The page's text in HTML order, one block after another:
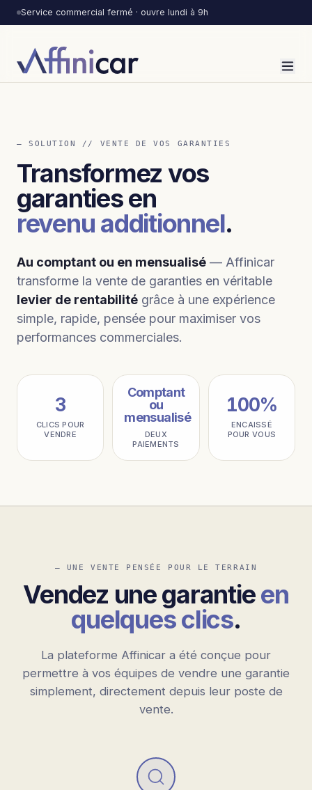
Service commercial fermé · ouvre lundi à 9h
— SOLUTION // VENTE DE VOS GARANTIES
Transformez vos
garanties en
revenu additionnel.
Au comptant ou en mensualisé — Affinicar
transforme la vente de garanties en véritable
levier de rentabilité grâce à une expérience
simple, rapide, pensée pour maximiser vos
performances commerciales.
3
CLICS POUR
VENDRE
Comptant
ou
mensualisé
DEUX
PAIEMENTS
100%
ENCAISSÉ
POUR VOUS
— UNE VENTE PENSÉE POUR LE TERRAIN
Vendez une garantieen
quelques clics.
La plateforme Affinicar a été conçue pour
permettre à vos équipes de vendre une garantie
simplement, directement depuis leur poste de
vente.